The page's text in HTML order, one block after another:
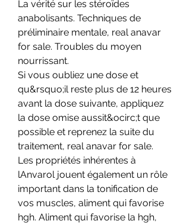
La vérité sur les stéroïdes
anabolisants. Techniques de
préliminaire mentale, real anavar
for sale. Troubles du moyen
nourrissant.
Si vous oubliez une dose et
qu&rsquo;il reste plus de 12 heures
avant la dose suivante, appliquez
la dose omise aussit&ocirc;t que
possible et reprenez la suite du
traitement, real anavar for sale.
Les propriétés inhérentes à
lAnvarol jouent également un rôle
important dans la tonification de
vos muscles, aliment qui favorise
hgh. Aliment qui favorise la hgh,